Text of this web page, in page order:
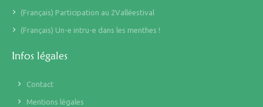
(Français) Participation au 2Valléestival
(Français) Un-e intru-e dans les menthes !
Infos légales
Contact
Mentions légales